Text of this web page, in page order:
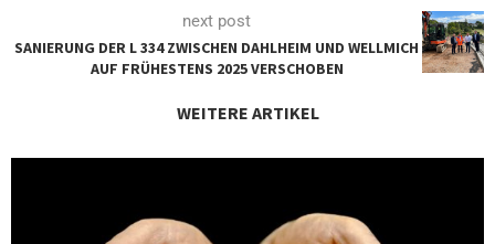
next post
SANIERUNG DER L 334 ZWISCHEN DAHLHEIM UND WELLMICH
AUF FRÜHESTENS 2025 VERSCHOBEN
WEITERE ARTIKEL